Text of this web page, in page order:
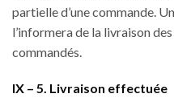
partielle d’une commande.
l’informera de la livraison
commandés.
IX – 5. Livraison effectuée